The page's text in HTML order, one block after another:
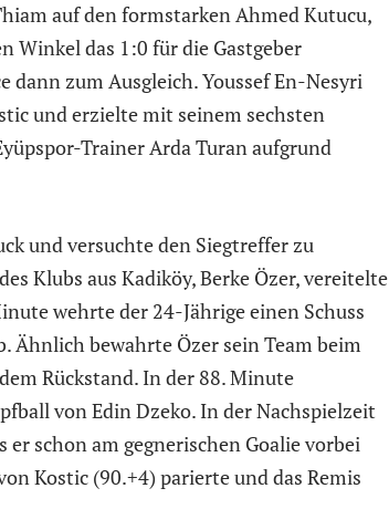
auf den formstarken Ahmed Kutucu,
Winkel das 1:0 für die Gastgeber
dann zum Ausgleich. Youssef En-Nesyri
und erzielte mit seinem sechsten
Trainer Arda Turan aufgrund
und versuchte den Siegtreffer zu
Klubs aus Kadiköy, Berke Özer, vereitelte
wehrte der 24-Jährige einen Schuss
Ähnlich bewahrte Özer sein Team beim
Rückstand. In der 88. Minute
von Edin Dzeko. In der Nachspielzeit
schon am gegnerischen Goalie vorbei
Kostic (90.+4) parierte und das Remis